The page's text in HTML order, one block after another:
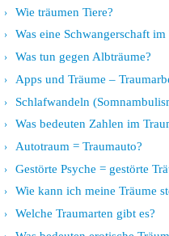
Wie träumen Tiere?
Was eine Schwangerschaft
Was tun gegen Albträume?
Apps und Träume –
Schlafwandeln
Was bedeuten Zahlen im
Autotraum = Traumauto?
Gestörte Psyche = gestörte
Wie kann ich meine Träume
Welche Traumarten gibt es?